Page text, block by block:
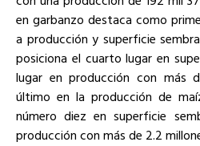
en garbanzo destaca como
a producción y superficie
posiciona el cuarto lugar en
lugar en producción con más
último en la producción de
número diez en superficie
producción con más de 2.2